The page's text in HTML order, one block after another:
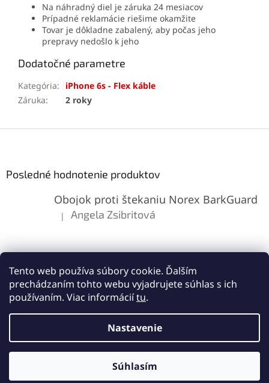
Tento web používa súbory cookie. Ďalším
prechádzaním tohto webu vyjadrujete súhlas s ich
používaním. Viac informáciítu.
Nastavenie
Súhlasím
Na náhradný diel je záruka 24 mesiacov
Prípadné reklamácie riešime okamžite
Tovar je dôkladne zabalený, aby počas jeho
prepravy nedošlo k jeho
Dodatočné parametre
Kategória:
iPhone 6s - Flex káble
Záruka: 2 roky
Posledné hodnotenie produktov
Obojok proti štekaniu Norex BarkGuard
Hodnotenie produktu je 5 z 5 hviezdičiek.
| Angela Zsibritová
Vytvoril Shoptet
Copyright 2026Lemes.sk. Všetky práva vyhradené.Upraviť
nastavenie cookies